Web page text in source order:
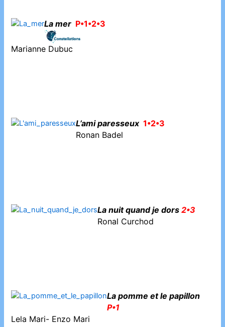
La mer P•1•2•3
Marianne Dubuc
L’ami paresseux1•2•3
Ronan Badel
La nuit quand je dors2•3
Ronal Curchod
La pomme et le papillon
P•1
Lela Mari- Enzo Mari